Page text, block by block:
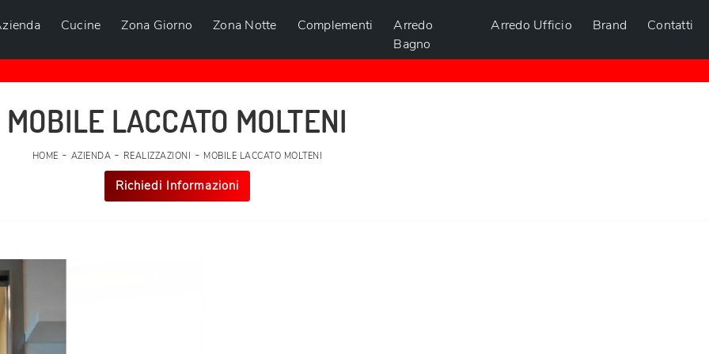
Cucine Zona Giorno Zona Notte Complementi
Arredo
Bagno
Arredo Ufficio Brand Contatti
MOBILE LACCATO MOLTENI
HOME - AZIENDA - REALIZZAZIONI - MOBILE LACCATO MOLTENI
Richiedi Informazioni